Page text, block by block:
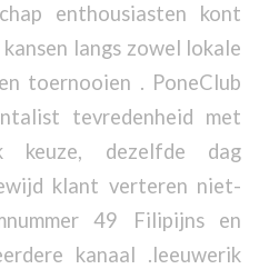
enthousiasten kont
langs zowel lokale
toernooien . PoneClub
tevredenheid met
keuze, dezelfde dag
klant verteren niet-
49 Filipijns en
kanaal .leeuwerik